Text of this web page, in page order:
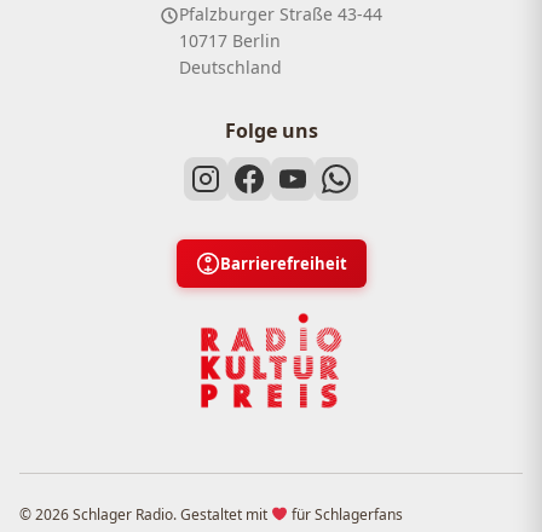
Pfalzburger Straße 43-44
10717 Berlin
Deutschland
Folge uns
Barrierefreiheit
© 2026 Schlager Radio. Gestaltet mit für Schlagerfans